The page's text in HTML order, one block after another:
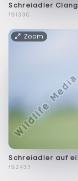
Schreiadler
f91330
Zoom
Schreiadler auf
f92437